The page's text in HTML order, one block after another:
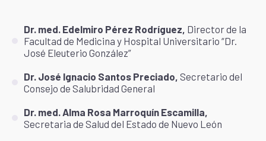
Dr. med. Edelmiro Pérez Rodríguez, Director de la
Facultad de Medicina y Hospital Universitario “Dr.
José Eleuterio González”
Dr. José Ignacio Santos Preciado, Secretario del
Consejo de Salubridad General
Dr. med. Alma Rosa Marroquín Escamilla,
Secretaria de Salud del Estado de Nuevo León